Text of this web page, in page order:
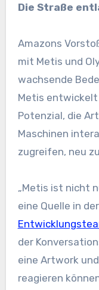
Die Straße
Amazons
mit Metis und
wachsende
Metis
Potenzial, die
Maschinen
zugreifen, neu
„Metis ist nicht
eine Quelle in
der
eine Artwork
reagieren